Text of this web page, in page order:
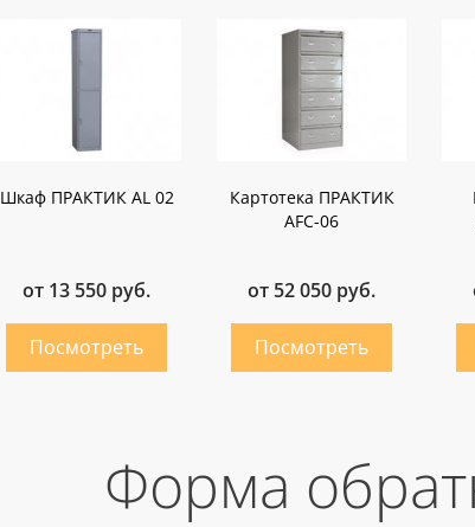
Шкаф ПРАКТИК AL 02
от 13 550 руб.
Картотека ПРАКТИК
AFC-06
от 52 050 руб.
Форма